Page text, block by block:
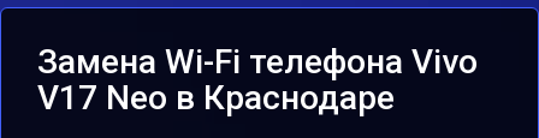
Замена Wi-Fi телефона Vivo
V17 Neo в Краснодаре